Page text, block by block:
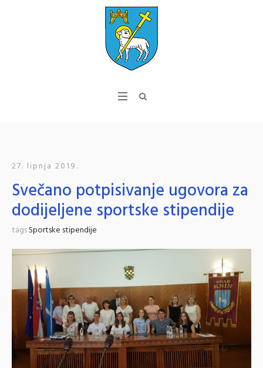
27. lipnja 2019.
Svečano potpisivanje ugovora za
dodijeljene sportske stipendije
tagsSportske stipendije